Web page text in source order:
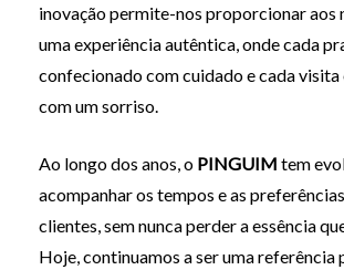
inovação permite-nos proporcionar aos
uma experiência autêntica, onde cada
confecionado com cuidado e cada visita
com um sorriso.
Ao longo dos anos, o PINGUIM tem
acompanhar os tempos e as
clientes, sem nunca perder a essência
Hoje, continuamos a ser uma referência